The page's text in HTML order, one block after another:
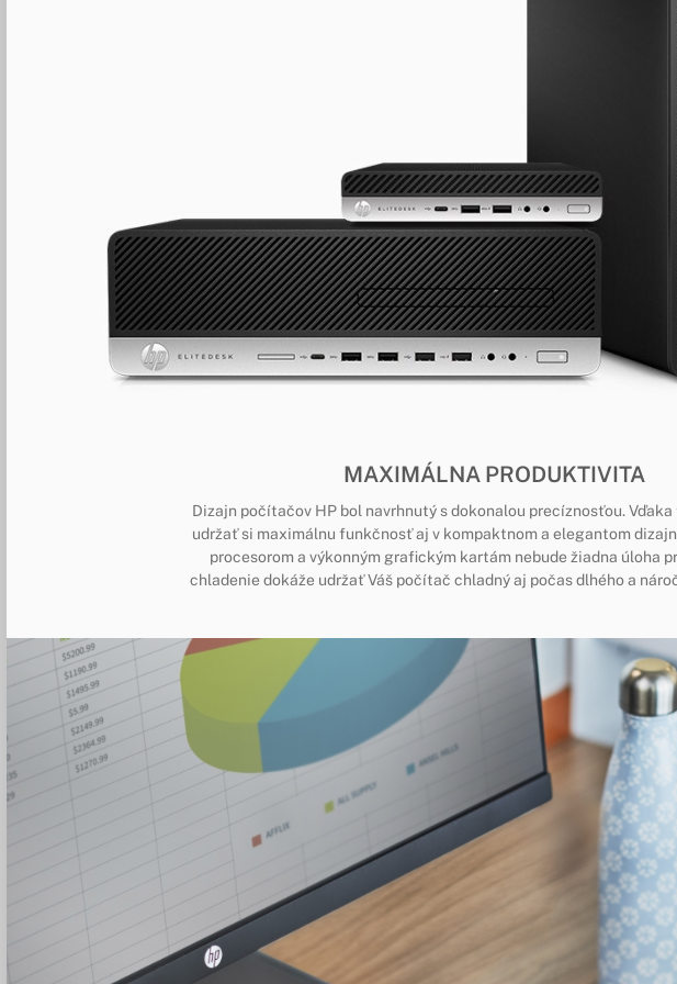
MAXIMÁLNA PRODUKTIVITA
Dizajn počítačov HP bol navrhnutý s dokonalou precíznosťou. Vďaka
udržať si maximálnu funkčnosť aj v kompaktnom a elegantom
procesorom a výkonným grafickým kartám nebude žiadna úloha
chladenie dokáže udržať Váš počítač chladný aj počas dlhého a